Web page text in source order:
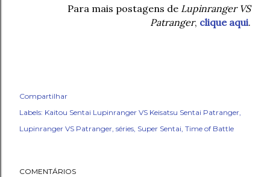
Para mais postagens de Lupinranger VS
Patranger, clique aqui.
Compartilhar
Labels: Kaitou Sentai Lupinranger VS Keisatsu Sentai Patranger
Lupinranger VS Patranger séries Super Sentai Time of Battle
COMENTÁRIOS